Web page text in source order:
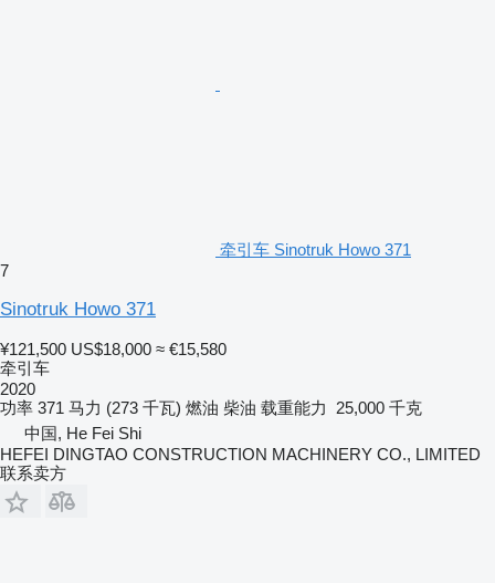
牵引车 Sinotruk Howo 371
7
Sinotruk Howo 371
¥121,500 US$18,000 ≈ €15,580
牵引车
2020
功率 371 马力 (273 千瓦) 燃油 柴油 载重能力
25,000 千克
中国, He Fei Shi
HEFEI DINGTAO CONSTRUCTION MACHINERY CO., LIMITED
联系卖方